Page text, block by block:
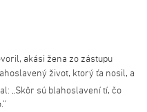
akási žena zo zástupu
život, ktorý ťa nosil, a
„Skôr sú blahoslavení tí, čo